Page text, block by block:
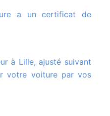
votre voiture par vos